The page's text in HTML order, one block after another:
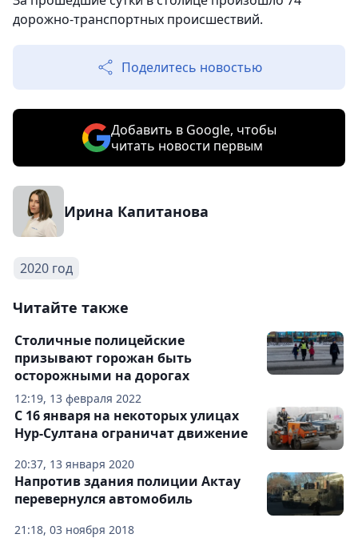
дорожно-транспортных происшествий.
Поделитесь новостью
Добавить в Google, чтобы
читать новости первым
Ирина Капитанова
2020 год
Читайте также
12:19, 13 февраля 2022
Столичные полицейские
призывают горожан быть
осторожными на дорогах
20:37, 13 января 2020
С 16 января на некоторых улицах
Нур-Султана ограничат движение
21:18, 03 ноября 2018
Напротив здания полиции Актау
перевернулся автомобиль